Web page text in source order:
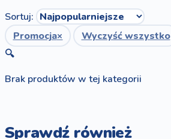
Sortuj:
Promocja×
Wyczyść wszystko
🔍
Brak produktów w tej kategorii
Sprawdź również